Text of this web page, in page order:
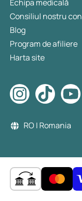
Echipa medicală
Consiliul nostru
Blog
Program de afiliere
Harta site
RO | Romania